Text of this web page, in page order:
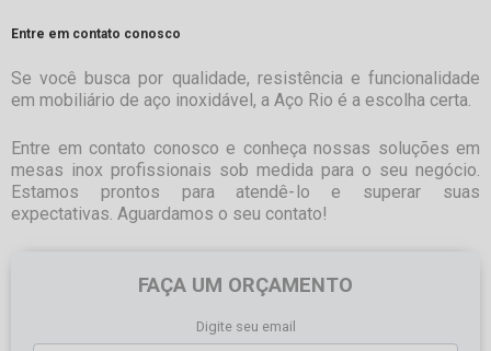
Entre em contato conosco
Se você busca por qualidade, resistência e funcionalidade
em mobiliário de aço inoxidável, a Aço Rio é a escolha certa.
Entre em contato conosco e conheça nossas soluções em
mesas inox profissionais sob medida para o seu negócio.
Estamos prontos para atendê-lo e superar suas
expectativas. Aguardamos o seu contato!
FAÇA UM ORÇAMENTO
Digite seu email